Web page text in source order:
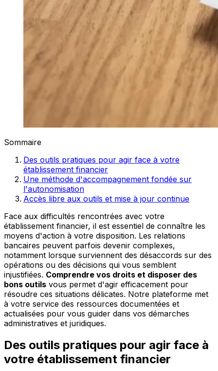
Sommaire
Des outils pratiques pour agir face à votre
établissement financier
Une méthode d'accompagnement fondée sur
l'autonomisation
Accès libre aux outils et mise à jour continue
Face aux difficultés rencontrées avec votre
établissement financier, il est essentiel de connaître les
moyens d'action à votre disposition. Les relations
bancaires peuvent parfois devenir complexes,
notamment lorsque surviennent des désaccords sur des
opérations ou des décisions qui vous semblent
injustifiées. Comprendre vos droits et disposer des
bons outils vous permet d'agir efficacement pour
résoudre ces situations délicates. Notre plateforme met
à votre service des ressources documentées et
actualisées pour vous guider dans vos démarches
administratives et juridiques.
Des outils pratiques pour agir face à
votre établissement financier